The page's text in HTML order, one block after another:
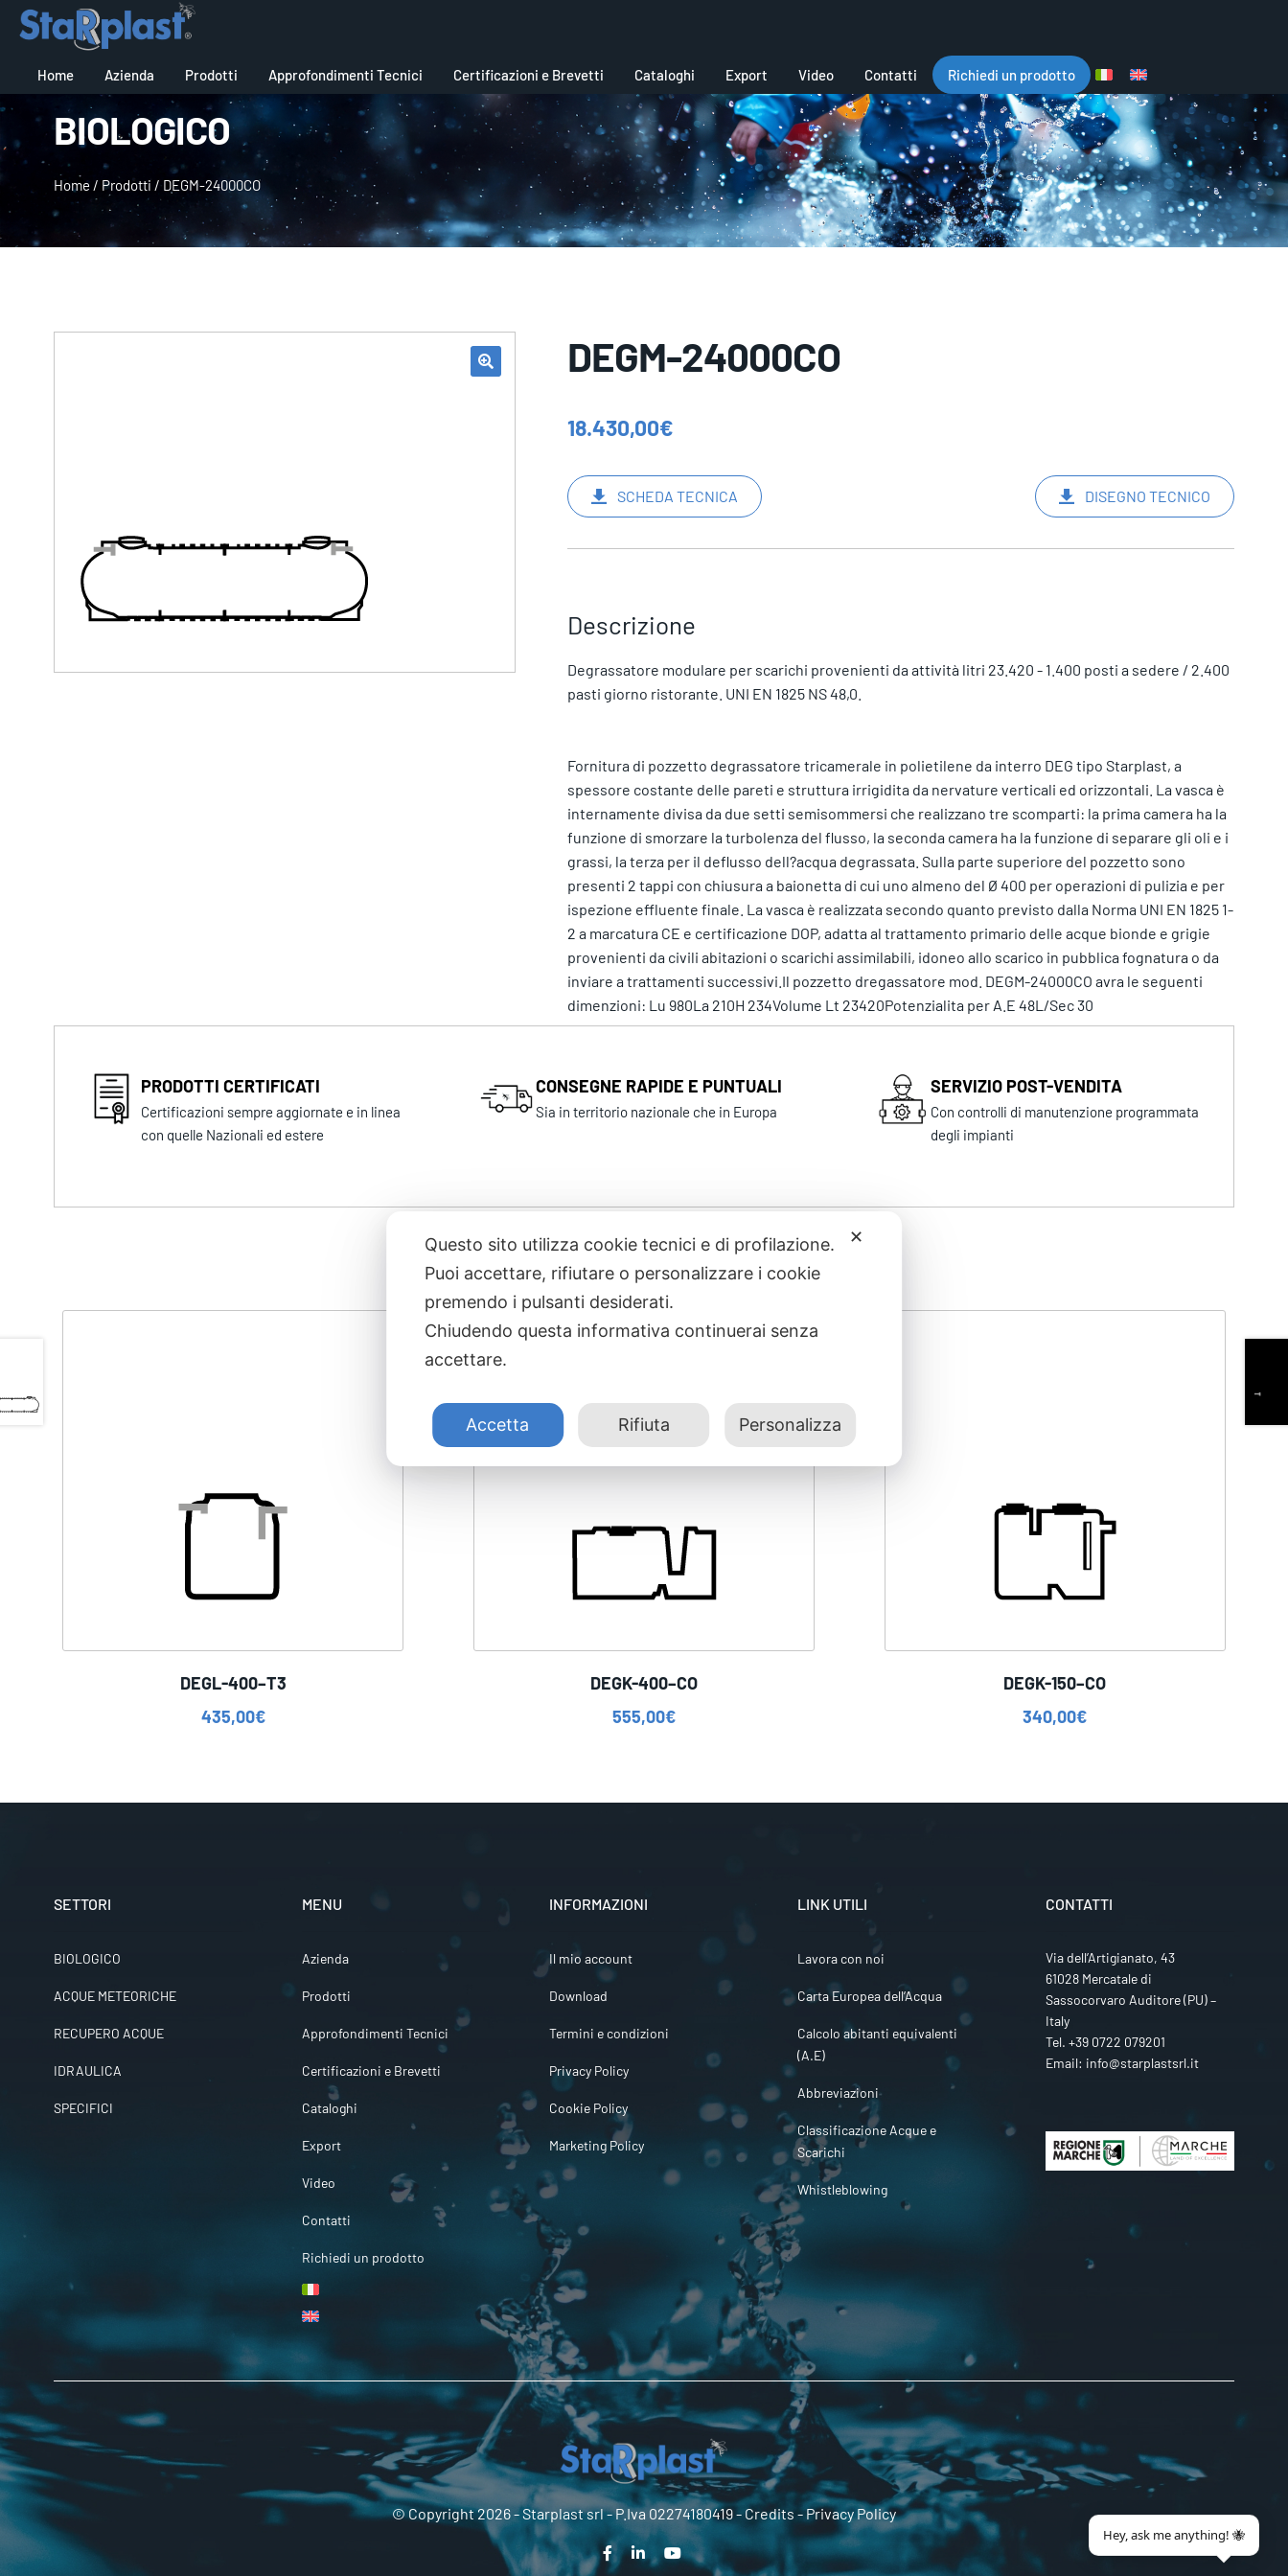
Home Azienda Prodotti Approfondimenti Tecnici Certificazioni e Brevetti Cataloghi Export Video Contatti Richiedi un prodotto
BIOLOGICO
Home / Prodotti / DEGM-24000CO
DEGM-24000CO
18.430,00€
SCHEDA TECNICA DISEGNO TECNICO
Descrizione
Degrassatore modulare per scarichi provenienti da attività litri 23.420 - 1.400 posti a sedere / 2.400
pasti giorno ristorante. UNI EN 1825 NS 48,0.
Fornitura di pozzetto degrassatore tricamerale in polietilene da interro DEG tipo Starplast, a
spessore costante delle pareti e struttura irrigidita da nervature verticali ed orizzontali. La vasca è
internamente divisa da due setti semisommersi che realizzano tre scomparti: la prima camera ha la
funzione di smorzare la turbolenza del flusso, la seconda camera ha la funzione di separare gli oli e i
grassi, la terza per il deflusso dell?acqua degrassata. Sulla parte superiore del pozzetto sono
presenti 2 tappi con chiusura a baionetta di cui uno almeno del Ø 400 per operazioni di pulizia e per
ispezione effluente finale. La vasca è realizzata secondo quanto previsto dalla Norma UNI EN 1825 1-
2 a marcatura CE e certificazione DOP, adatta al trattamento primario delle acque bionde e grigie
provenienti da civili abitazioni o scarichi assimilabili, idoneo allo scarico in pubblica fognatura o da
inviare a trattamenti successivi.Il pozzetto dregassatore mod. DEGM-24000CO avra le seguenti
dimenzioni: Lu 980La 210H 234Volume Lt 23420Potenzialita per A.E 48L/Sec 30
PRODOTTI CERTIFICATI
Certificazioni sempre aggiornate e in linea
con quelle Nazionali ed estere
CONSEGNE RAPIDE E PUNTUALI
Sia in territorio nazionale che in Europa
SERVIZIO POST-VENDITA
Con controlli di manutenzione programmata
degli impianti
Prodotti correlati
DEGL-400–T3
435,00€
DEGK-400–CO
555,00€
DEGK-150–CO
340,00€
SETTORI
BIOLOGICO
ACQUE METEORICHE
RECUPERO ACQUE
IDRAULICA
SPECIFICI
MENU
Azienda
Prodotti
Approfondimenti Tecnici
Certificazioni e Brevetti
Cataloghi
Export
Video
Contatti
Richiedi un prodotto
INFORMAZIONI
Il mio account
Download
Termini e condizioni
Privacy Policy
Cookie Policy
Marketing Policy
LINK UTILI
Lavora con noi
Carta Europea dell’Acqua
Calcolo abitanti equivalenti
(A.E)
Abbreviazioni
Classificazione Acque e
Scarichi
Whistleblowing
CONTATTI
Via dell’Artigianato, 43
61028 Mercatale di
Sassocorvaro Auditore (PU) –
Italy
Tel. +39 0722 079201
Email: info@starplastsrl.it
© Copyright 2026 -Starplast srl- P.Iva 02274180419 - Credits -Privacy Policy
✕
Questo sito utilizza cookie tecnici e di profilazione.
Puoi accettare, rifiutare o personalizzare i cookie
premendo i pulsanti desiderati.
Chiudendo questa informativa continuerai senza
accettare.
Accetta Rifiuta Personalizza